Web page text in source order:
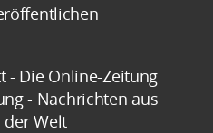
- Die Online-Zeitung
- Nachrichten aus
der Welt